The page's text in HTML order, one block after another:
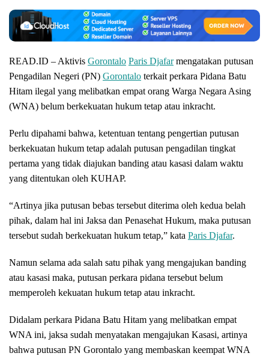
READ.ID – Aktivis Gorontalo Paris Djafarmengatakan putusan
Pengadilan Negeri (PN) Gorontalo terkait perkara Pidana Batu
Hitam ilegal yang melibatkan empat orang Warga Negara Asing
(WNA) belum berkekuatan hukum tetap atau inkracht.
Perlu dipahami bahwa, ketentuan tentang pengertian putusan
berkekuatan hukum tetap adalah putusan pengadilan tingkat
pertama yang tidak diajukan banding atau kasasi dalam waktu
yang ditentukan oleh KUHAP.
“Artinya jika putusan bebas tersebut diterima oleh kedua belah
pihak, dalam hal ini Jaksa dan Penasehat Hukum, maka putusan
tersebut sudah berkekuatan hukum tetap,” kata Paris Djafar.
Namun selama ada salah satu pihak yang mengajukan banding
atau kasasi maka, putusan perkara pidana tersebut belum
memperoleh kekuatan hukum tetap atau inkracht.
Didalam perkara Pidana Batu Hitam yang melibatkan empat
WNA ini, jaksa sudah menyatakan mengajukan Kasasi, artinya
bahwa putusan PN Gorontalo yang membaskan keempat WNA